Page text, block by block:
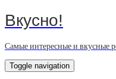
Вкусно!
Самые интересные и вкусные
Toggle navigation